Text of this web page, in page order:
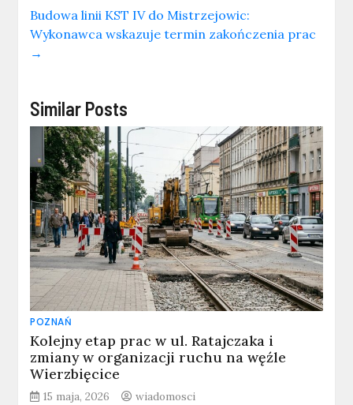
Budowa linii KST IV do Mistrzejowic:
Wykonawca wskazuje termin zakończenia prac
→
Similar Posts
POZNAŃ
Kolejny etap prac w ul. Ratajczaka i
zmiany w organizacji ruchu na węźle
Wierzbięcice
15 maja, 2026 wiadomosci